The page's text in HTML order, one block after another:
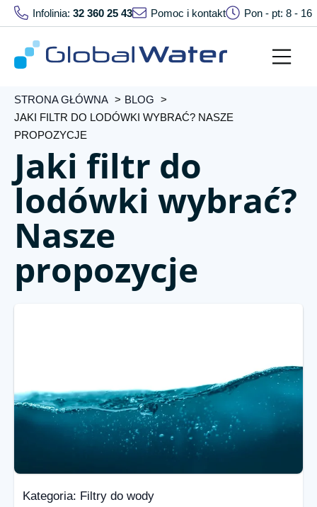
Infolinia: 32 360 25 43 Pomoc i kontakt Pon - pt: 8 - 16
STRONA GŁÓWNA
BLOG
JAKI FILTR DO LODÓWKI WYBRAĆ? NASZE
PROPOZYCJE
Jaki filtr do
lodówki wybrać?
Nasze
propozycje
Kategoria: Filtry do wody